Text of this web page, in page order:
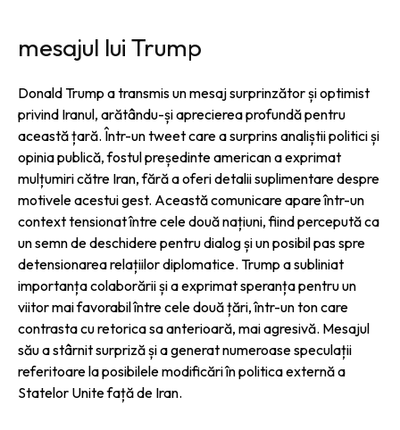
mesajul lui Trump
Donald Trump a transmis un mesaj surprinzător și optimist
privind Iranul, arătându-și aprecierea profundă pentru
această țară. Într-un tweet care a surprins analiștii politici și
opinia publică, fostul președinte american a exprimat
mulțumiri către Iran, fără a oferi detalii suplimentare despre
motivele acestui gest. Această comunicare apare într-un
context tensionat între cele două națiuni, fiind percepută ca
un semn de deschidere pentru dialog și un posibil pas spre
detensionarea relațiilor diplomatice. Trump a subliniat
importanța colaborării și a exprimat speranța pentru un
viitor mai favorabil între cele două țări, într-un ton care
contrasta cu retorica sa anterioară, mai agresivă. Mesajul
său a stârnit surpriză și a generat numeroase speculații
referitoare la posibilele modificări în politica externă a
Statelor Unite față de Iran.